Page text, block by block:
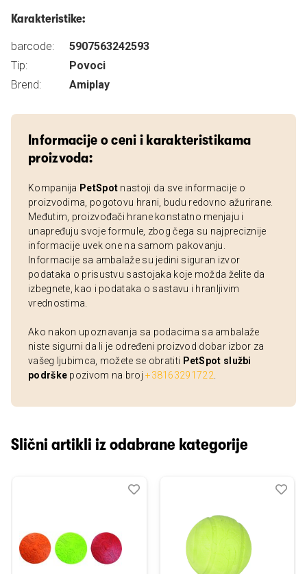
Karakteristike:
barcode:
5907563242593
Tip:
Povoci
Brend:
Amiplay
Informacije o ceni i karakteristikama
proizvoda:
Kompanija PetSpot nastoji da sve informacije o
proizvodima, pogotovu hrani, budu redovno ažurirane.
Međutim, proizvođači hrane konstatno menjaju i
unapređuju svoje formule, zbog čega su najpreciznije
informacije uvek one na samom pakovanju.
Informacije sa ambalaže su jedini siguran izvor
podataka o prisustvu sastojaka koje možda želite da
izbegnete, kao i podataka o sastavu i hranljivim
vrednostima.
Ako nakon upoznavanja sa podacima sa ambalaže
niste sigurni da li je određeni proizvod dobar izbor za
vašeg ljubimca, možete se obratiti PetSpot službi
podrške pozivom na broj+38163291722
Slični artikli iz odabrane kategorije
Dodaj
Uporedi